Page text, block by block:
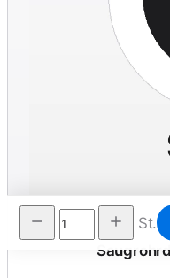
St.